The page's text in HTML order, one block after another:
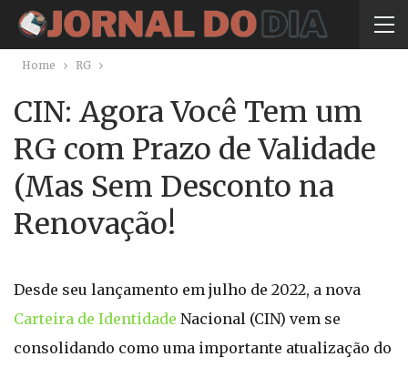
Home RG
CIN: Agora Você Tem um
RG com Prazo de Validade
(Mas Sem Desconto na
Renovação!
Desde seu lançamento em julho de 2022, a nova
Carteira de Identidade Nacional (CIN) vem se
consolidando como uma importante atualização do